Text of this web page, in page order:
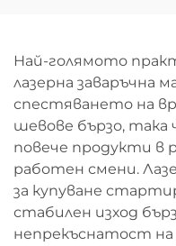
Най-голямото
лазерна заваръчна
спестяването на
шевове бързо,
повече продукти в
работен смени.
за купуване
стабилен изход
непрекъснатост